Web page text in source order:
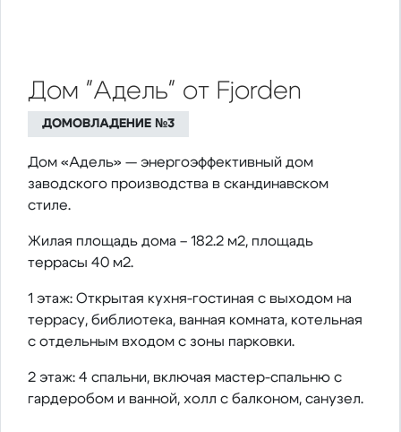
Дом "Адель" от Fjorden
ДОМОВЛАДЕНИЕ №3
Дом «Адель» — энергоэффективный дом
заводского производства в скандинавском
стиле.
Жилая площадь дома – 182.2 м2, площадь
террасы 40 м2.
1 этаж: Открытая кухня-гостиная с выходом на
террасу, библиотека, ванная комната, котельная
с отдельным входом с зоны парковки.
2 этаж: 4 спальни, включая мастер-спальню с
гардеробом и ванной, холл с балконом, санузел.